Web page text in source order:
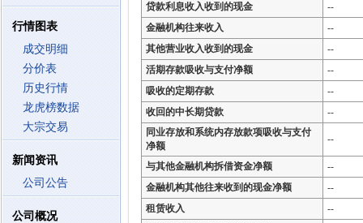
行情图表
成交明细
分价表
历史行情
龙虎榜数据
大宗交易
新闻资讯
公司公告
公司概况
贷款利息收入收到的现金
--
金融机构往来收入
--
其他营业收入收到的现金
--
活期存款吸收与支付净额
--
吸收的定期存款
--
收回的中长期贷款
--
同业存放和系统内存放款项吸收与支付
净额
--
与其他金融机构拆借资金净额
--
金融机构其他往来收到的现金净额
--
租赁收入
--